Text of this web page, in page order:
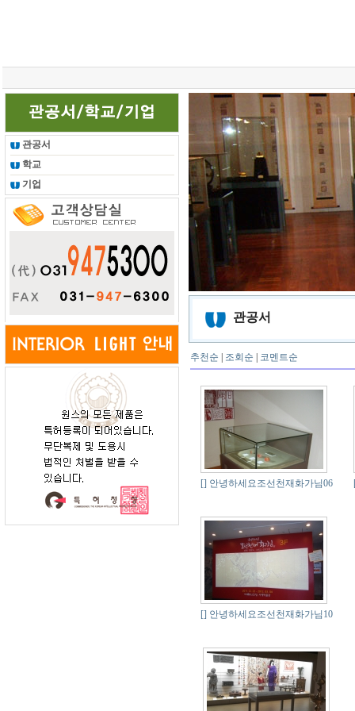
관공서
학교
기업
관공서
추천순 조회순 코멘트순
[] 안녕하세요조선천재화가님06
[] 안녕하세요조선천재화가님10